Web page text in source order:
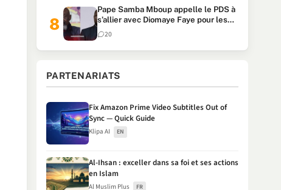
Pape Samba Mboup appelle le PDS à
s’allier avec Diomaye Faye pour les
locales et tacle Sonko
20
PARTENARIATS
Fix Amazon Prime Video Subtitles Out of
Sync — Quick Guide
Klipa AI EN
Al-Ihsan : exceller dans sa foi et ses actions
en Islam
Al Muslim Plus FR